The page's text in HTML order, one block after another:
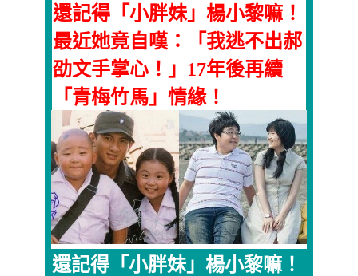
還記得「小胖妹」楊小黎嘛！
最近她竟自嘆：「我逃不出郝
劭文手掌心！」17年後再續
「青梅竹馬」情緣！
還記得「小胖妹」楊小黎嘛！